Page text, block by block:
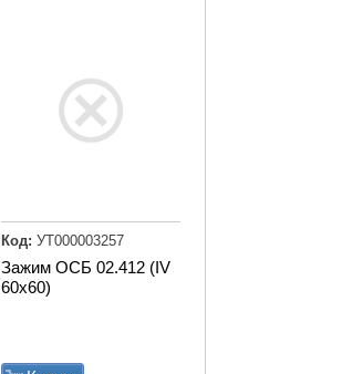
Зажим ОСБ 02.412 (IV
60х60)
Код: УТ000003257